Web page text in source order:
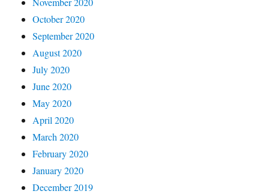
October 2020
September 2020
August 2020
July 2020
June 2020
May 2020
April 2020
March 2020
February 2020
January 2020
December 2019